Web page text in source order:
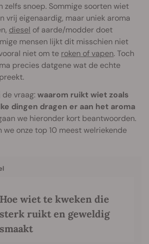
zelfs snoep. Sommige soorten wiet
vrij eigenaardig, maar uniek aroma
diesel of aarde/modder doet
mensen lijkt dit misschien niet
niet om te roken of vapen. Toch
precies datgene wat de echte
vraag:waarom ruikt wiet zoals
dingen dragen er aan het aroma
we hieronder kort beantwoorden.
we onze top 10 meest welriekende
Hoe wiet te kweken die
sterk ruikt en geweldig
smaakt